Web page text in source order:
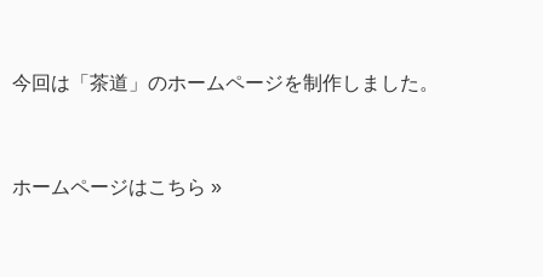
今回は「茶道」のホームページを制作しました。
ホームページはこちら »